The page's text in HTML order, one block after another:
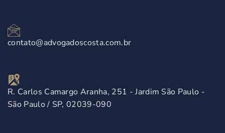
contato@advogadoscosta.com.br
R. Carlos Camargo Aranha, 251 - Jardim São Paulo -
São Paulo / SP, 02039-090